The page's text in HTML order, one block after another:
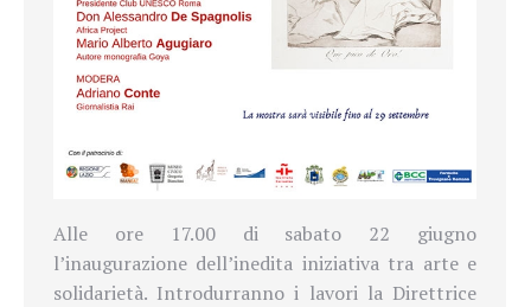
Alle ore 17.00 di sabato 22 giugno
l’inaugurazione dell’inedita iniziativa tra arte e
solidarietà. Introdurranno i lavori la Direttrice